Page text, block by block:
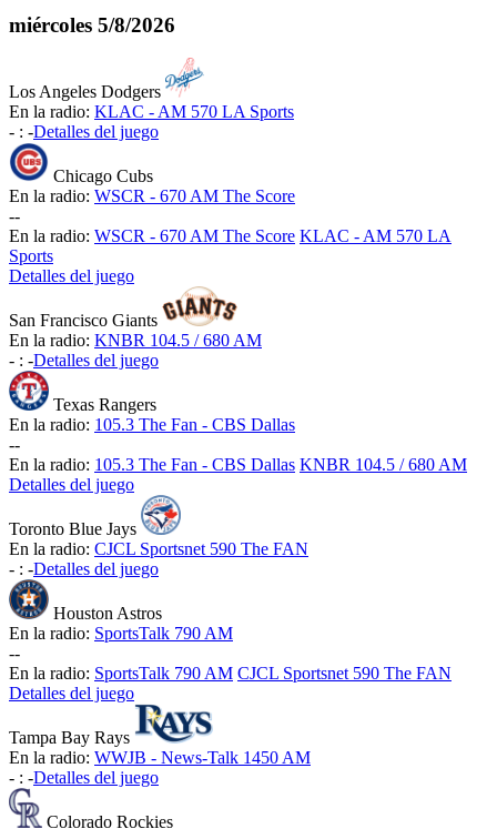
miércoles 5/8/2026
Los Angeles Dodgers
En la radio: KLAC - AM 570 LA Sports
- : -Detalles del juego
Chicago Cubs
En la radio: WSCR - 670 AM The Score
--
En la radio: WSCR - 670 AM The Score KLAC - AM 570 LA
Sports
Detalles del juego
San Francisco Giants
En la radio: KNBR 104.5 / 680 AM
- : -Detalles del juego
Texas Rangers
En la radio: 105.3 The Fan - CBS Dallas
--
En la radio: 105.3 The Fan - CBS Dallas KNBR 104.5 / 680 AM
Detalles del juego
Toronto Blue Jays
En la radio: CJCL Sportsnet 590 The FAN
- : -Detalles del juego
Houston Astros
En la radio: SportsTalk 790 AM
--
En la radio: SportsTalk 790 AM CJCL Sportsnet 590 The FAN
Detalles del juego
Tampa Bay Rays
En la radio: WWJB - News-Talk 1450 AM
- : -Detalles del juego
Colorado Rockies